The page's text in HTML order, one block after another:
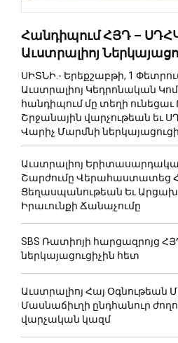
Հանդիպում ՀՅԴ –
Աւստրալիոյ
ՍԻՏՆԻ.- Երեքշաբթի, 1
Աւստրալիոյ Կեդրոնական
հանդիպում մը տեղի ունեցաւ
Շրջանային վարչութեան եւ
Վարիչ Մարմնի
Աւստրալիոյ
Շարժումը Վերահաստատեց
Ցեղասպանութեան Եւ
Իրաւունքի Ճանաչումը
SBS Ռատիոյի հարցազրոյց
ներկայացուցիչին հետ
Աւստրալիոյ Հայ Օգնութեան
Մասնաճիւղի ընդհանուր
վարչական կազմ